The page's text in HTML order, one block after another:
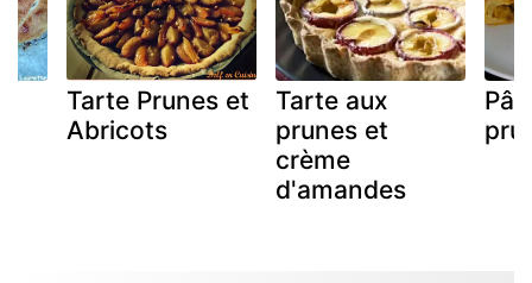
Tarte Prunes et
Abricots
Tarte aux
prunes et
crème
d'amandes